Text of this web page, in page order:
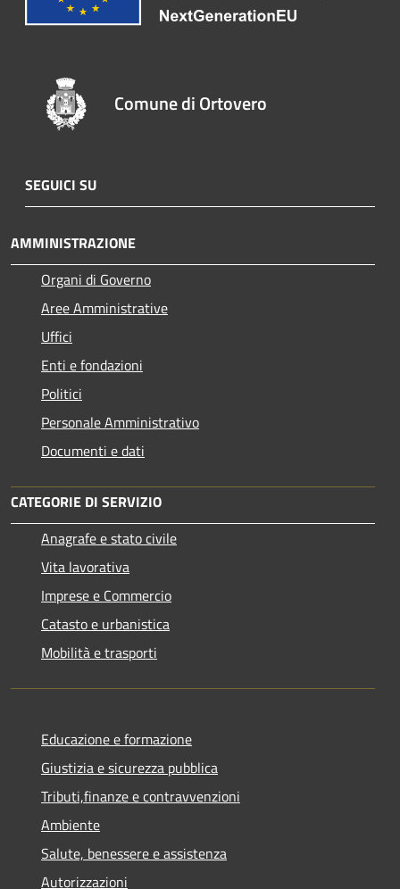
Comune di Ortovero
SEGUICI SU
AMMINISTRAZIONE
Organi di Governo
Aree Amministrative
Uffici
Enti e fondazioni
Politici
Personale Amministrativo
Documenti e dati
CATEGORIE DI SERVIZIO
Anagrafe e stato civile
Vita lavorativa
Imprese e Commercio
Catasto e urbanistica
Mobilità e trasporti
Educazione e formazione
Giustizia e sicurezza pubblica
Tributi,finanze e contravvenzioni
Ambiente
Salute, benessere e assistenza
Autorizzazioni